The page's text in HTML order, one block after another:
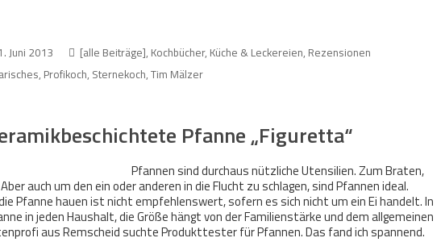
Juni 2013 [alle Beiträge], Kochbücher, Küche & Leckereien, Rezensionen
, Profikoch, Sternekoch,Tim Mälzer
Pfanne „Figuretta“
Pfannen sind durchaus nützliche Utensilien. Zum Braten,
auch um den ein oder anderen in die Flucht zu schlagen, sind Pfannen ideal.
Pfanne hauen ist nicht empfehlenswert, sofern es sich nicht um ein Ei handelt. In
in jeden Haushalt, die Größe hängt von der Familienstärke und dem allgemeinen
aus Remscheid suchte Produkttester für Pfannen. Das fand ich spannend.